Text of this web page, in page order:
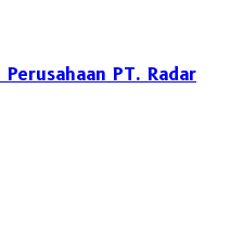
PT. Radar